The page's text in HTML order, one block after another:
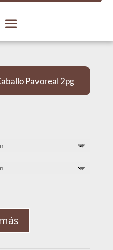
Pavoreal 2pg